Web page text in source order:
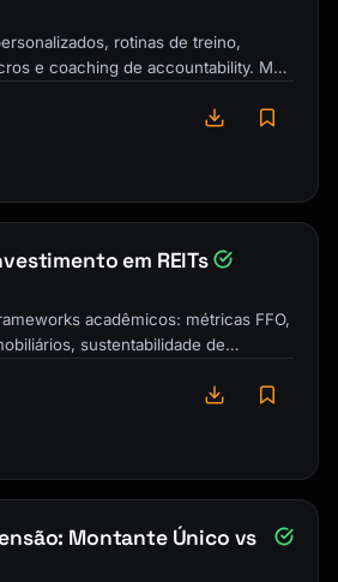
/ SINGLE-MEMBER LLC:
Net SE income after:
SE tax
contribution itself
of net SE income
circular calculation)
2 wages
= 25% of W-2 wages
rotinas de treino,
e coaching de accountability. Meu
de …
em REITs
acadêmicos: métricas FFO,
sustentabilidade de
de …
Montante Único vs